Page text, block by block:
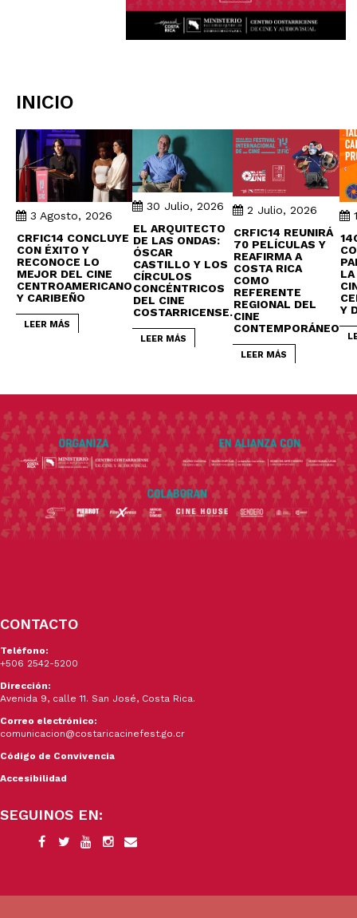
INICIO
3 Agosto, 2026
CRFIC14 CONCLUYE
CON ÉXITO Y
RECONOCE LO
MEJOR DEL CINE
CENTROAMERICANO
Y CARIBEÑO
LEER MÁS
30 Julio, 2026
EL ARQUITECTO
DE LAS ONDAS:
ÓSCAR
CASTILLO Y LOS
CÍRCULOS
CONCÉNTRICOS
DEL CINE
COSTARRICENSE.
LEER MÁS
2 Julio, 2026
CRFIC14 REUNIRÁ
70 PELÍCULAS Y
REAFIRMA A
COSTA RICA
COMO
REFERENTE
REGIONAL DEL
CINE
CONTEMPORÁNEO
LEER MÁS
Y
CONTACTO
Teléfono:
+506 2542-5200
Dirección:
Avenida 9, calle 11. San José, Costa Rica.
Correo electrónico:
comunicacion@costaricacinefest.go.cr
Código de Convivencia
Accesibilidad
SEGUINOS EN: